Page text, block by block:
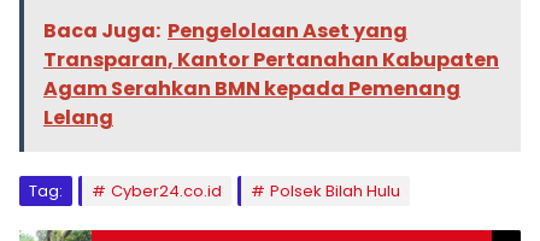
Baca Juga: Pengelolaan Aset yang
Transparan, Kantor Pertanahan Kabupaten
Agam Serahkan BMN kepada Pemenang
Lelang
Tag: Cyber24.co.id Polsek Bilah Hulu